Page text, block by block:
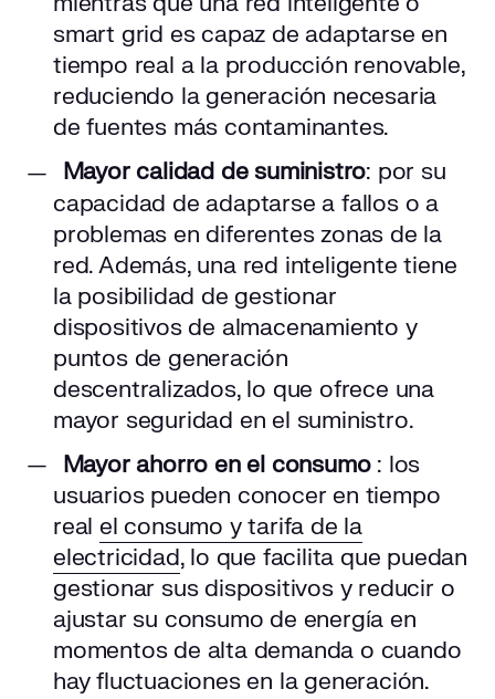
smart grid es capaz de adaptarse en
tiempo real a la producción renovable,
reduciendo la generación necesaria
de fuentes más contaminantes.
Mayor calidad de suministro: por su
capacidad de adaptarse a fallos o a
problemas en diferentes zonas de la
red. Además, una red inteligente tiene
la posibilidad de gestionar
dispositivos de almacenamiento y
puntos de generación
descentralizados, lo que ofrece una
mayor seguridad en el suministro.
Mayor ahorro en el consumo : los
usuarios pueden conocer en tiempo
real el consumo y tarifa de la
electricidad, lo que facilita que puedan
gestionar sus dispositivos y reducir o
ajustar su consumo de energía en
momentos de alta demanda o cuando
hay fluctuaciones en la generación.